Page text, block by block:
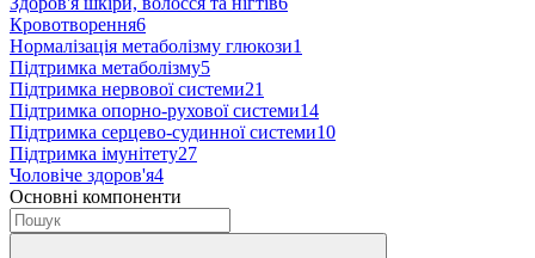
Кровотворення6
Нормалізація метаболізму глюкози1
Підтримка метаболізму5
Підтримка нервової системи21
Підтримка опорно-рухової системи14
Підтримка серцево-судинної системи10
Підтримка імунітету27
Чоловіче здоров'я4
Основні компоненти